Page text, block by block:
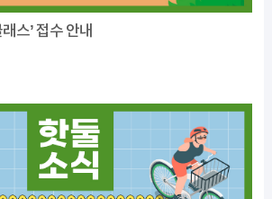
스’ 접수 안내